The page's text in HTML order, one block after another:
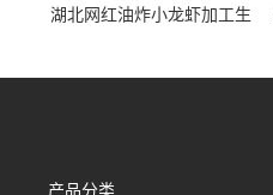
湖北网红油炸小龙虾加工生
线）
产品分类